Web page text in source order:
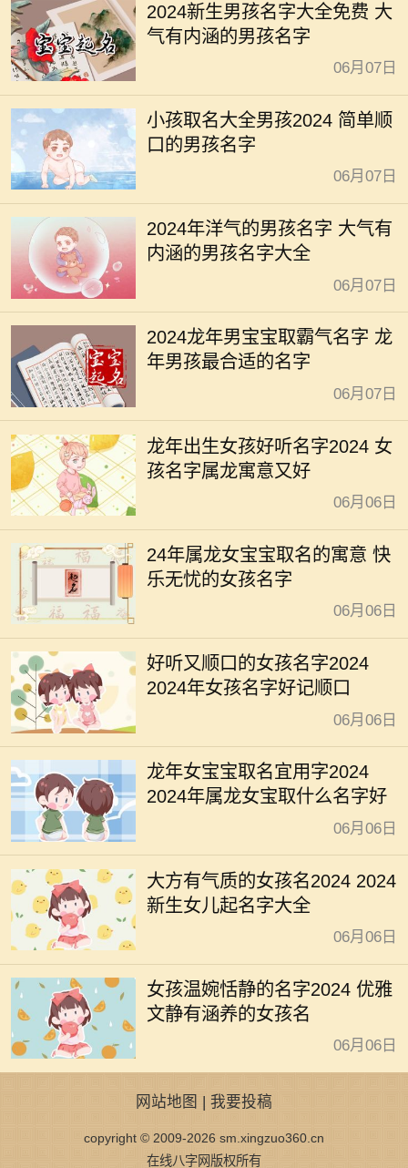
2024新生男孩名字大全免费 大
气有内涵的男孩名字
06月07日
小孩取名大全男孩2024 简单顺
口的男孩名字
06月07日
2024年洋气的男孩名字 大气有
内涵的男孩名字大全
06月07日
2024龙年男宝宝取霸气名字 龙
年男孩最合适的名字
06月07日
龙年出生女孩好听名字2024 女
孩名字属龙寓意又好
06月06日
24年属龙女宝宝取名的寓意 快
乐无忧的女孩名字
06月06日
好听又顺口的女孩名字2024
2024年女孩名字好记顺口
06月06日
龙年女宝宝取名宜用字2024
2024年属龙女宝取什么名字好
06月06日
大方有气质的女孩名2024 2024
新生女儿起名字大全
06月06日
女孩温婉恬静的名字2024 优雅
文静有涵养的女孩名
06月06日
网站地图 | 我要投稿
copyright © 2009-2026 sm.xingzuo360.cn
在线八字网版权所有